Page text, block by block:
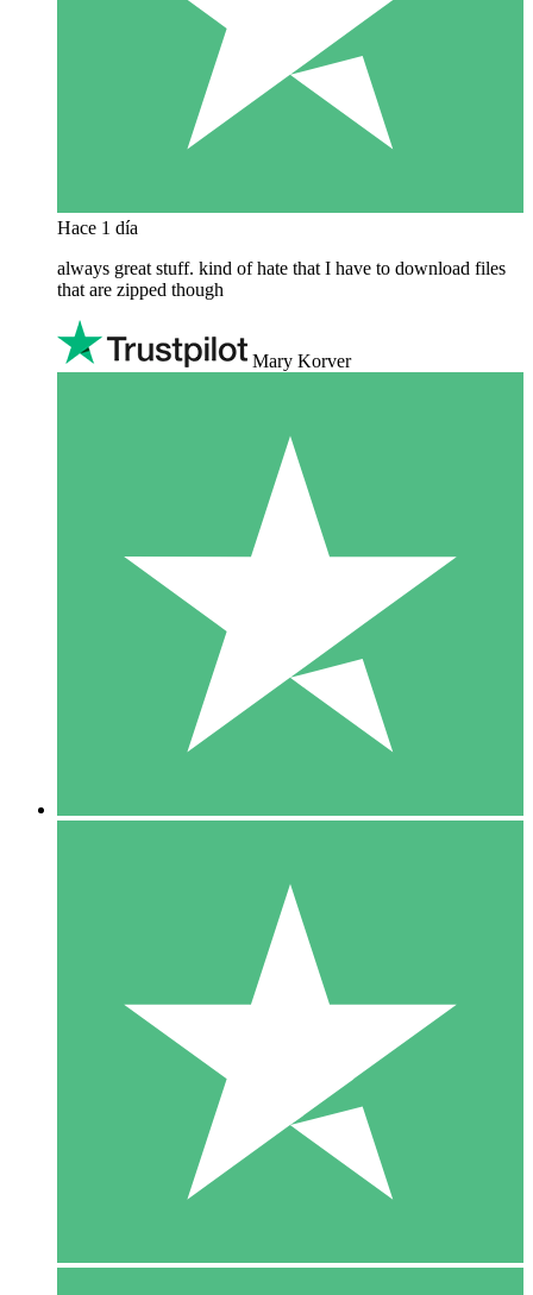
Hace 1 día
always great stuff. kind of hate that I have to download files
that are zipped though
Mary Korver